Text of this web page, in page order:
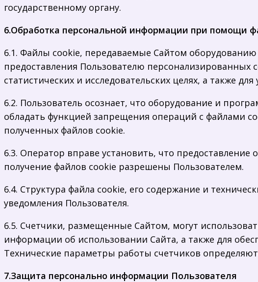
государственному органу.
6.Обработка персональной информации при помощи
6.1. Файлы cookie, передаваемые Сайтом оборудованию
предоставления Пользователю персонализированных
статистических и исследовательских целях, а также
6.2. Пользователь осознает, что оборудование и
обладать функцией запрещения операций с файлами
полученных файлов cookie.
6.3. Оператор вправе установить, что
получение файлов cookie разрешены Пользователем.
6.4. Структура файла cookie, его содержание и
уведомления Пользователя.
6.5. Счетчики, размещенные Сайтом, могут
информации об использовании Сайта, а также для
Технические параметры работы счетчиков
7.Защита персонально информации Пользователя